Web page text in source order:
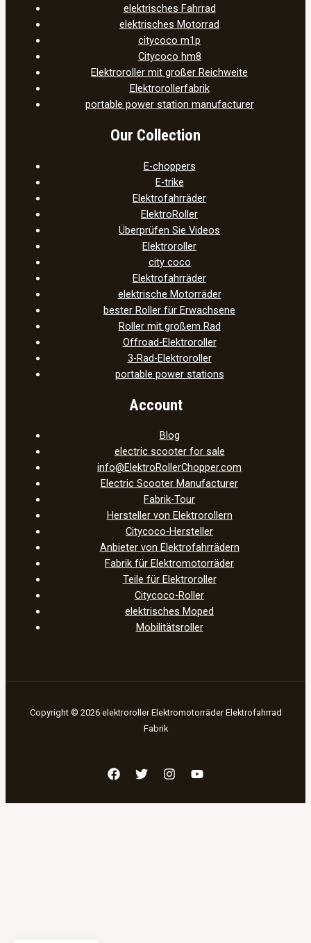
elektrisches Fahrrad
elektrisches Motorrad
citycoco m1p
Citycoco hm8
Elektroroller mit großer Reichweite
Elektrorollerfabrik
portable power station manufacturer
Our Collection
E-choppers
E-trike
Elektrofahrräder
ElektroRoller
Überprüfen Sie Videos
Elektroroller
city coco
Elektrofahrräder
elektrische Motorräder
bester Roller für Erwachsene
Roller mit großem Rad
Offroad-Elektroroller
3-Rad-Elektroroller
portable power stations
Account
Blog
electric scooter for sale
info@ElektroRollerChopper.com
Electric Scooter Manufacturer
Fabrik-Tour
Hersteller von Elektrorollern
Citycoco-Hersteller
Anbieter von Elektrofahrrädern
Fabrik für Elektromotorräder
Teile für Elektroroller
Citycoco-Roller
elektrisches Moped
Mobilitätsroller
Copyright © 2026 elektroroller Elektromotorräder Elektrofahrrad
Fabrik